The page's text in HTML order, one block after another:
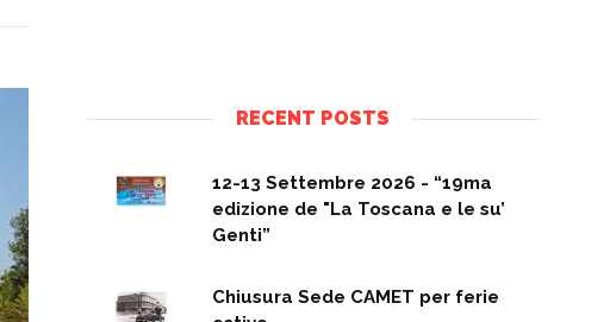
RECENT POSTS
12-13 Settembre 2026 - “19ma
edizione de "La Toscana e le su’
Genti”
Chiusura Sede CAMET per ferie